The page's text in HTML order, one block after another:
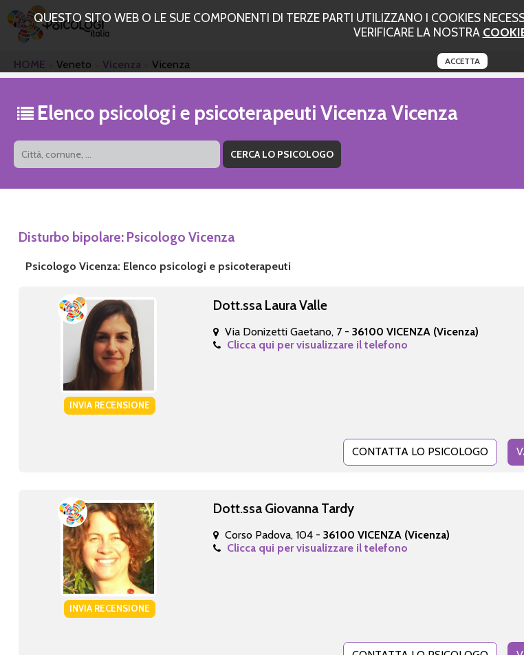
QUESTO SITO WEB O LE SUE COMPONENTI DI TERZE PARTI UTILIZZANO I COOKIES
VERIFICARE LA NOSTRA
ACCETTA
HOME Veneto Vicenza Vicenza
Elenco psicologi e psicoterapeuti Vicenza Vicenza
Disturbo bipolare: Psicologo Vicenza
Psicologo Vicenza: Elenco psicologi e psicoterapeuti
INVIA RECENSIONE
Dott.ssa Laura Valle
Via Donizetti Gaetano, 7 -36100 VICENZA (Vicenza)
Clicca qui per visualizzare il telefono
CONTATTA LO PSICOLOGO
INVIA RECENSIONE
Dott.ssa Giovanna Tardy
Corso Padova, 104 -36100 VICENZA (Vicenza)
Clicca qui per visualizzare il telefono